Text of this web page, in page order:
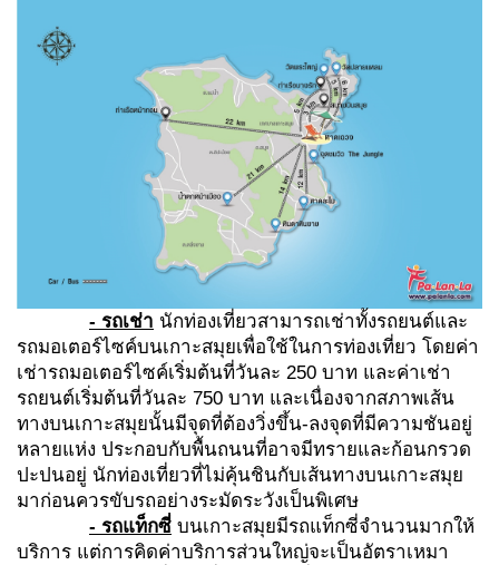
- รถเช่า นักท่องเที่ยวสามารถเช่าทั้งรถยนต์และ
รถมอเตอร์ไซค์บนเกาะสมุยเพื่อใช้ในการท่องเที่ยว โดยค่า
เช่ารถมอเตอร์ไซค์เริ่มต้นที่วันละ 250 บาท และค่าเช่า
รถยนต์เริ่มต้นที่วันละ 750 บาท และเนื่องจากสภาพเส้น
ทางบนเกาะสมุยนั้นมีจุดที่ต้องวิ่งขึ้น-ลงจุดที่มีความชันอยู่
หลายแห่ง ประกอบกับพื้นถนนที่อาจมีทรายและก้อนกรวด
ปะปนอยู่ นักท่องเที่ยวที่ไม่คุ้นชินกับเส้นทางบนเกาะสมุย
มาก่อนควรขับรถอย่างระมัดระวังเป็นพิเศษ
- รถแท็กซี่ บนเกาะสมุยมีรถแท็กซี่จำนวนมากให้
บริการ แต่การคิดค่าบริการส่วนใหญ่จะเป็นอัตราเหมา